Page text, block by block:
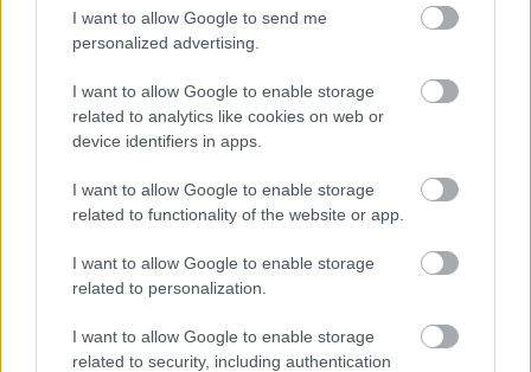
I want to allow Google to send me
personalized advertising.
I want to allow Google to enable storage
related to analytics like cookies on web or
device identifiers in apps.
I want to allow Google to enable storage
related to functionality of the website or app.
I want to allow Google to enable storage
related to personalization.
I want to allow Google to enable storage
related to security, including authentication